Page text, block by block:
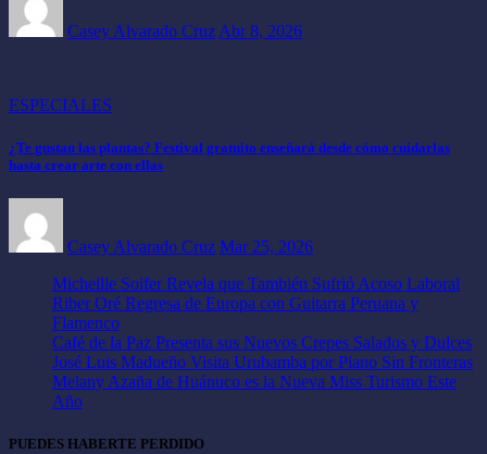
Casey Alvarado Cruz Abr 8, 2026
ESPECIALES
¿Te gustan las plantas? Festival gratuito enseñará desde cómo cuidarlas
hasta crear arte con ellas
Casey Alvarado Cruz Mar 25, 2026
Micheille Soifer Revela que También Sufrió Acoso Laboral
Riber Oré Regresa de Europa con Guitarra Peruana y
Flamenco
Café de la Paz Presenta sus Nuevos Crepes Salados y Dulces
José Luis Madueño Visita Urubamba por Piano Sin Fronteras
Melany Azaña de Huánuco es la Nueva Miss Turismo Este
Año
PUEDES HABERTE PERDIDO